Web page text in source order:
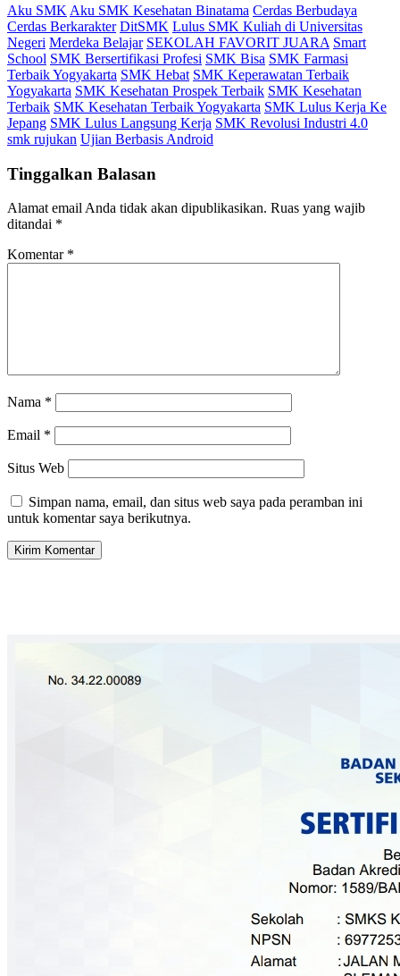
Aku SMK Aku SMK Kesehatan Binatama Cerdas Berbudaya
Cerdas Berkarakter DitSMK Lulus SMK Kuliah di Universitas
Negeri Merdeka Belajar SEKOLAH FAVORIT JUARA Smart
School SMK Bersertifikasi Profesi SMK Bisa SMK Farmasi
Terbaik Yogyakarta SMK Hebat SMK Keperawatan Terbaik
Yogyakarta SMK Kesehatan Prospek Terbaik SMK Kesehatan
Terbaik SMK Kesehatan Terbaik Yogyakarta SMK Lulus Kerja Ke
Jepang SMK Lulus Langsung Kerja SMK Revolusi Industri 4.0
smk rujukan Ujian Berbasis Android
Tinggalkan Balasan
Alamat email Anda tidak akan dipublikasikan. Ruas yang wajib
ditandai *
Komentar *
Nama *
Email *
Situs Web
Simpan nama, email, dan situs web saya pada peramban ini
untuk komentar saya berikutnya.